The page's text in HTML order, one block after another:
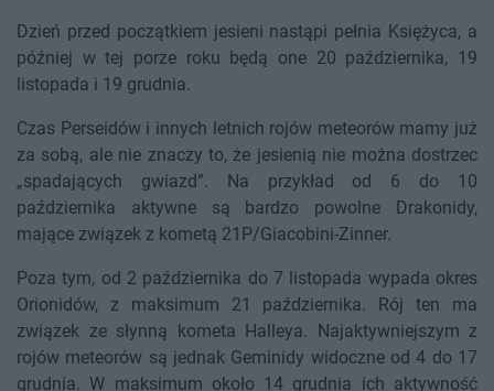
Dzień przed początkiem jesieni nastąpi pełnia Księżyca, a
później w tej porze roku będą one 20 października, 19
listopada i 19 grudnia.
Czas Perseidów i innych letnich rojów meteorów mamy już
za sobą, ale nie znaczy to, że jesienią nie można dostrzec
„spadających gwiazd”. Na przykład od 6 do 10
października aktywne są bardzo powolne Drakonidy,
mające związek z kometą 21P/Giacobini-Zinner.
Poza tym, od 2 października do 7 listopada wypada okres
Orionidów, z maksimum 21 października. Rój ten ma
związek ze słynną kometa Halleya. Najaktywniejszym z
rojów meteorów są jednak Geminidy widoczne od 4 do 17
grudnia. W maksimum około 14 grudnia ich aktywność